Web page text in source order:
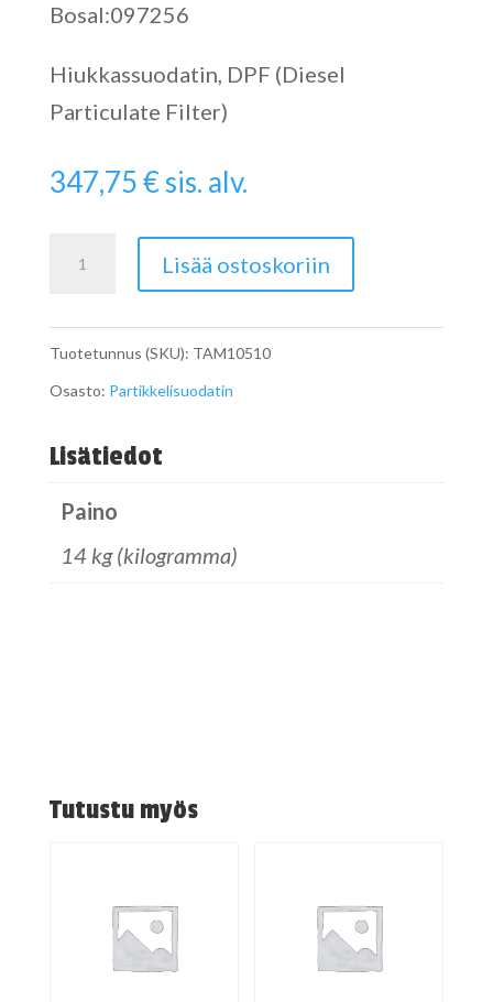
Bosal:097256
Hiukkassuodatin, DPF (Diesel
Particulate Filter)
347,75€sis. alv.
määrä
Lisää ostoskoriin
Tuotetunnus (SKU): TAM10510
Osasto: Partikkelisuodatin
Lisätiedot
Paino
14 kg (kilogramma)
Tutustu myös